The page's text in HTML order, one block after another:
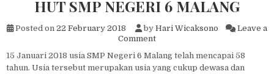
HUT SMP NEGERI 6 MALANG
Posted on 22 February 2018 by Hari Wicaksono
Leave a
Commenton HUT SMP NEGERI 6
15 Januari 2018 usia SMP Negeri 6 Malang telah mencapai 58
tahun. Usia tersebut merupakan usia yang cukup dewasa dan